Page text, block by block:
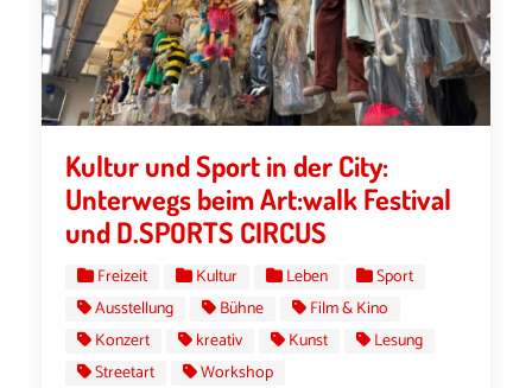
Kultur und Sport in der City:
Unterwegs beim Art:walk Festival
und D.SPORTS CIRCUS
Freizeit Kultur Leben
Sport
Ausstellung
Bühne
Film & Kino
Konzert
kreativ Kunst
Lesung
Streetart
Workshop